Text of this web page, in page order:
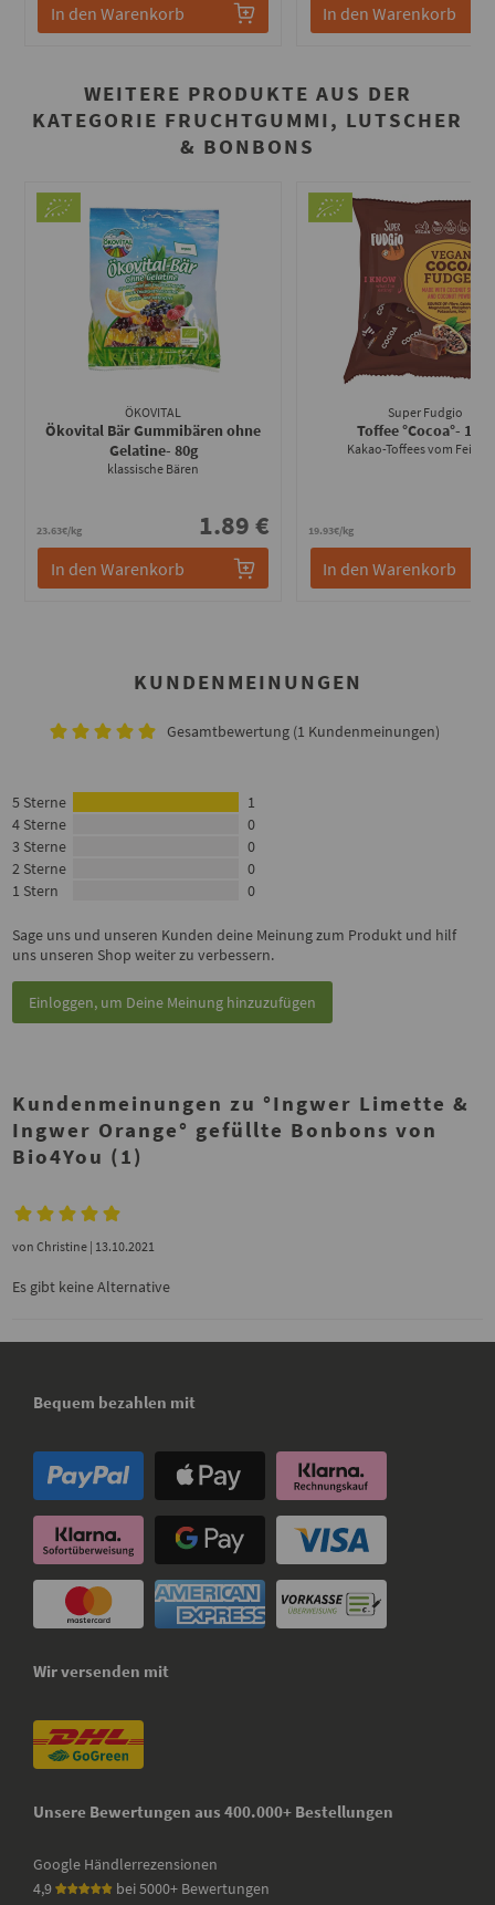
In den Warenkorb In den Warenkorb
WEITERE PRODUKTE AUS DER
KATEGORIE FRUCHTGUMMI, LUTSCHER
& BONBONS
ÖKOVITAL
Ökovital Bär Gummibären ohne
Gelatine- 80g
klassische Bären
23.63€/kg 1.89 €
In den Warenkorb
Super Fudgio
Toffee °Cocoa°- 150g
Kakao-Toffees vom
19.93€/kg
In den Warenkorb
KUNDENMEINUNGEN
Gesamtbewertung (1 Kundenmeinungen)
5 Sterne
1
4 Sterne
0
3 Sterne
0
2 Sterne
0
1 Stern
0
Sage uns und unseren Kunden deine Meinung zum Produkt und hilf
uns unseren Shop weiter zu verbessern.
Einloggen, um Deine Meinung hinzuzufügen
Kundenmeinungen zu °Ingwer Limette &
Ingwer Orange° gefüllte Bonbons von
Bio4You (1)
vonChristine | 13.10.2021
Es gibt keine Alternative
Bequem bezahlen mit
Wir versenden mit
Unsere Bewertungen aus 400.000+ Bestellungen
Google Händlerrezensionen
4,9
bei 5000+ Bewertungen